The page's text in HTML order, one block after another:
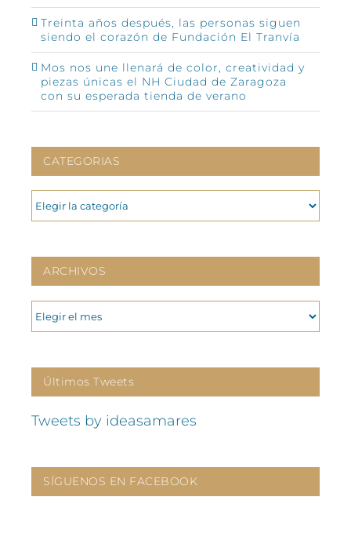
Treinta años después, las personas siguen
siendo el corazón de Fundación El Tranvía
Mos nos une llenará de color, creatividad y
piezas únicas el NH Ciudad de Zaragoza
con su esperada tienda de verano
CATEGORIAS
CATEGORIAS
ARCHIVOS
ARCHIVOS
Últimos Tweets
Tweets by ideasamares
SÍGUENOS EN FACEBOOK